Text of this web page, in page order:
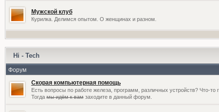
Мужской клуб
Курилка. Делимся опытом. О женщинах и разном.
Hi - Tech
Форум
Скорая компьютерная помощь
Есть вопросы по работе железа, программ, различных устройств? Что-то
Тогдамы идём к вамзаходите в данный форум.